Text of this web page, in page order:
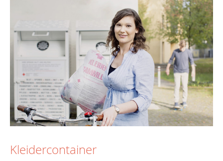
Kleidercontainer